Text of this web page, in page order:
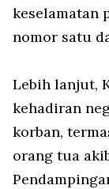
keselamatan
nomor satu
Lebih lanjut,
kehadiran
korban,
orang tua